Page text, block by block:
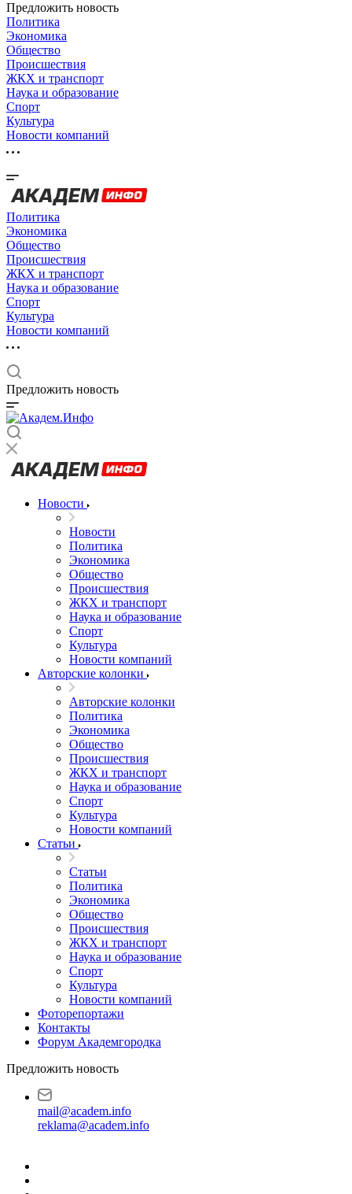
Предложить новость
Политика
Экономика
Общество
Происшествия
ЖКХ и транспорт
Наука и образование
Спорт
Культура
Новости компаний
Политика
Экономика
Общество
Происшествия
ЖКХ и транспорт
Наука и образование
Спорт
Культура
Новости компаний
Предложить новость
Новости
Новости
Политика
Экономика
Общество
Происшествия
ЖКХ и транспорт
Наука и образование
Спорт
Культура
Новости компаний
Авторские колонки
Авторские колонки
Политика
Экономика
Общество
Происшествия
ЖКХ и транспорт
Наука и образование
Спорт
Культура
Новости компаний
Статьи
Статьи
Политика
Экономика
Общество
Происшествия
ЖКХ и транспорт
Наука и образование
Спорт
Культура
Новости компаний
Фоторепортажи
Контакты
Форум Академгородка
Предложить новость
mail@academ.info
reklama@academ.info